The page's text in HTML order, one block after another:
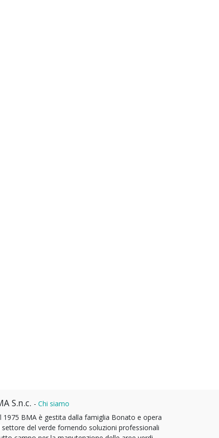
S.n.c. - Chi siamo
1975 BMA è gestita dalla famiglia Bonato e opera
settore del verde fornendo soluzioni professionali